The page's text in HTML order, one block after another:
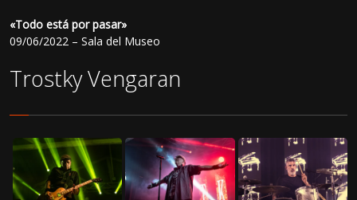
«Todo está por pasar»
09/06/2022 – Sala del Museo
Trostky Vengaran